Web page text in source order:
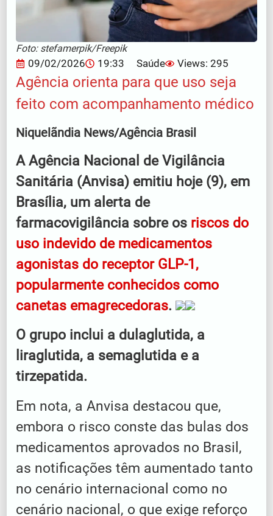
Foto: stefamerpik/Freepik
09/02/2026 19:33 Saúde Views: 295
Agência orienta para que uso seja
feito com acompanhamento médico
Niquelãndia News/Agência Brasil
A Agência Nacional de Vigilância
Sanitária (Anvisa) emitiu hoje (9), em
Brasília, um alerta de
farmacovigilância sobre os riscos do
uso indevido de medicamentos
agonistas do receptor GLP‑1,
popularmente conhecidos como
canetas emagrecedoras.
O grupo inclui a dulaglutida, a
liraglutida, a semaglutida e a
tirzepatida.
Em nota, a Anvisa destacou que,
embora o risco conste das bulas dos
medicamentos aprovados no Brasil,
as notificações têm aumentado tanto
no cenário internacional como no
cenário nacional, o que exige reforço